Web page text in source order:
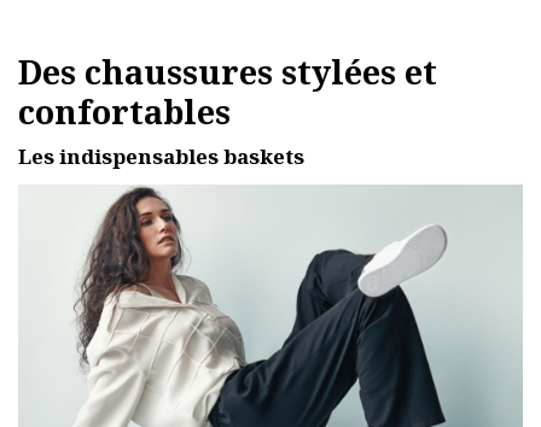
Des chaussures stylées et
confortables
Les indispensables baskets